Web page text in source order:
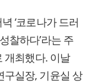
‘코로나가 드러
찰하다’라는 주
개최했다. 이날
구실장, 기윤실 상